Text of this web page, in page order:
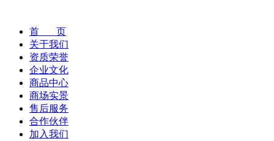
首 页
关于我们
资质荣誉
企业文化
商品中心
商场实景
售后服务
合作伙伴
加入我们